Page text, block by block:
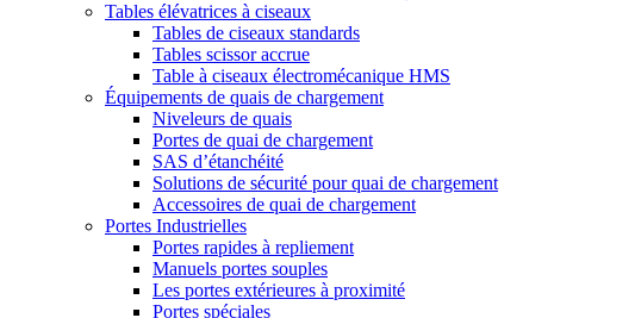
Tables élévatrices à ciseaux
Tables de ciseaux standards
Tables scissor accrue
Table à ciseaux électromécanique HMS
Équipements de quais de chargement
Niveleurs de quais
Portes de quai de chargement
SAS d’étanchéité
Solutions de sécurité pour quai de chargement
Accessoires de quai de chargement
Portes Industrielles
Portes rapides à repliement
Manuels portes souples
Les portes extérieures à proximité
Portes spéciales